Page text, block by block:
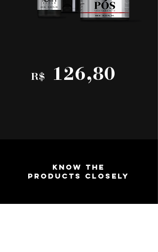
R$ 126,80
KNOW THE
PRODUCTS CLOSELY